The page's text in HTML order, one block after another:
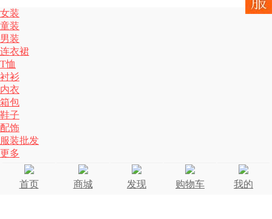
女装
童装
男装
连衣裙
T恤
衬衫
内衣
箱包
鞋子
配饰
服装批发
更多
首页 商城 发现 购物车 我的